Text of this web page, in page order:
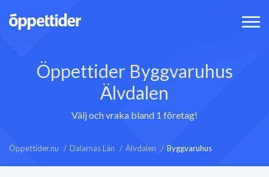
Öppettider Byggvaruhus
Älvdalen
Välj och vraka bland 1 företag!
Öppettider.nu Dalarnas Län Älvdalen Byggvaruhus